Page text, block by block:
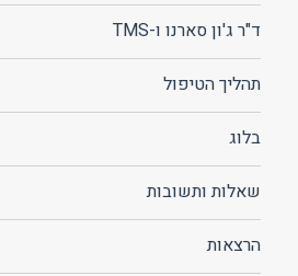
ד"ר ג'ון סארנו ו-TMS
תהליך הטיפול
בלוג
שאלות ותשובות
הרצאות